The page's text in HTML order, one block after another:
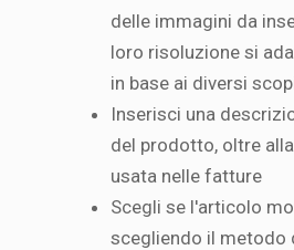
delle immagini da
loro risoluzione si
in base ai diversi
Inserisci una
del prodotto, oltre
usata nelle fatture
Scegli se l'articolo
scegliendo il metodo